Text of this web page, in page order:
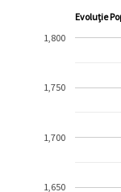
Evoluție
1,650
1,700
1,750
1,800